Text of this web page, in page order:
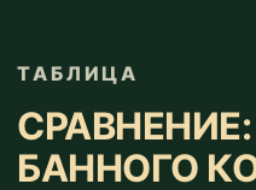
ТАБЛИЦА
БАННОГО